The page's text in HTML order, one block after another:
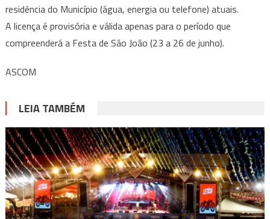
residência do Município (água, energia ou telefone) atuais.
A licença é provisória e válida apenas para o período que
compreenderá a Festa de São João (23 a 26 de junho).
ASCOM
LEIA TAMBÉM